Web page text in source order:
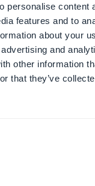
personalise content
features and to
about your
and
other information
that they’ve
do